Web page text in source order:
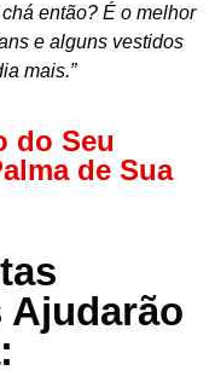
então? É o melhor
e alguns vestidos
mais.”
do Seu
de Sua
Ajudarão